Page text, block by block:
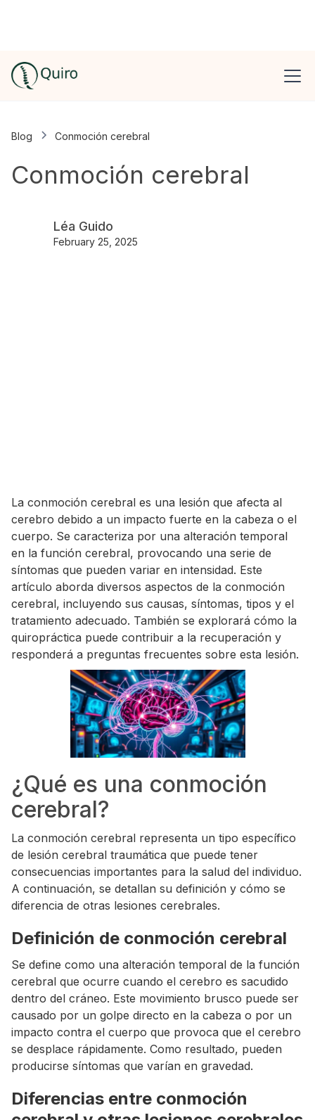
Blog Conmoción cerebral
Conmoción cerebral
Léa Guido
February 25, 2025
La conmoción cerebral es una lesión que afecta al
cerebro debido a un impacto fuerte en la cabeza o el
cuerpo. Se caracteriza por una alteración temporal
en la función cerebral, provocando una serie de
síntomas que pueden variar en intensidad. Este
artículo aborda diversos aspectos de la conmoción
cerebral, incluyendo sus causas, síntomas, tipos y el
tratamiento adecuado. También se explorará cómo la
quiropráctica puede contribuir a la recuperación y
responderá a preguntas frecuentes sobre esta lesión.
¿Qué es una conmoción
cerebral?
La conmoción cerebral representa un tipo específico
de lesión cerebral traumática que puede tener
consecuencias importantes para la salud del individuo.
A continuación, se detallan su definición y cómo se
diferencia de otras lesiones cerebrales.
Definición de conmoción cerebral
Se define como una alteración temporal de la función
cerebral que ocurre cuando el cerebro es sacudido
dentro del cráneo. Este movimiento brusco puede ser
causado por un golpe directo en la cabeza o por un
impacto contra el cuerpo que provoca que el cerebro
se desplace rápidamente. Como resultado, pueden
producirse síntomas que varían en gravedad.
Diferencias entre conmoción